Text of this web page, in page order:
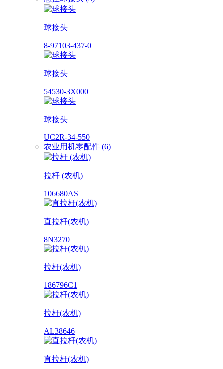
球接头
8-97103-437-0
球接头
54530-3X000
球接头
UC2R-34-550
农业用机零配件 (6)
拉杆 (农机)
106680AS
直拉杆(农机)
8N3270
拉杆(农机)
186796C1
拉杆(农机)
AL38646
直拉杆(农机)